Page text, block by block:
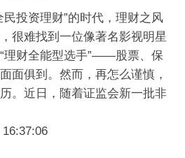
投资理财”的时代，理财之风
很难找到一位像著名影视明星
理财全能型选手”——股票、保
面俱到。然而，再怎么谨慎，
。近日，随着证监会新一批非